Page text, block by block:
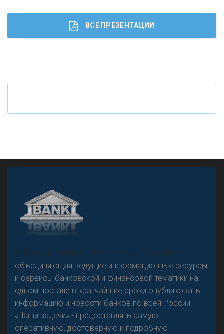
Что будет с наличными деньгами при цифровом
ВСЕ ПРЕЗЕНТАЦИИ
«Н
овости Банков России» – группа компаний,
объединяющая ведущие информационные ресурсы
и сервисы банковской и финансовой тематики на
одном портале в кратчайшие сроки опубликовать
информацию и новости банков по всей России.
«Наши задачи» - предоставлять самую
оперативную, достоверную и подробную